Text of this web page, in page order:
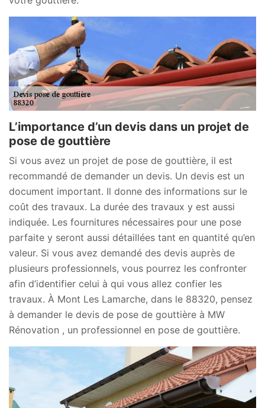
L’importance d’un devis dans un projet de
pose de gouttière
Si vous avez un projet de pose de gouttière, il est
recommandé de demander un devis. Un devis est un
document important. Il donne des informations sur le
coût des travaux. La durée des travaux y est aussi
indiquée. Les fournitures nécessaires pour une pose
parfaite y seront aussi détaillées tant en quantité qu’en
valeur. Si vous avez demandé des devis auprès de
plusieurs professionnels, vous pourrez les confronter
afin d’identifier celui à qui vous allez confier les
travaux. À Mont Les Lamarche, dans le 88320, pensez
à demander le devis de pose de gouttière à MW
Rénovation , un professionnel en pose de gouttière.